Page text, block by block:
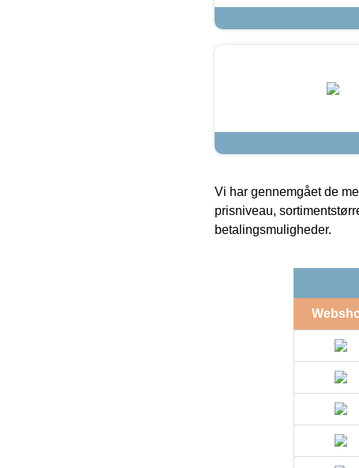
Vi har gennemgået de
prisniveau,
betalingsmuligheder.